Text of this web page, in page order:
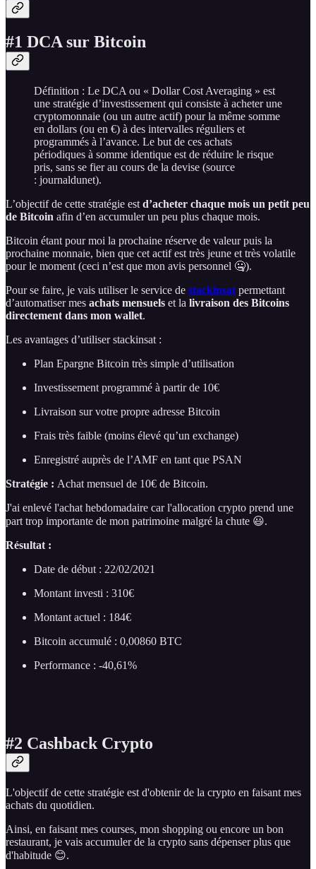
#1 DCA sur Bitcoin
Définition : Le DCA ou « Dollar Cost Averaging » est
une stratégie d’investissement qui consiste à acheter une
cryptomonnaie (ou un autre actif) pour la même somme
en dollars (ou en €) à des intervalles réguliers et
programmés à l’avance. Le but de ces achats
périodiques à somme identique est de réduire le risque
pris, sans se fier au cours de la devise (source
: journaldunet).
L’objectif de cette stratégie est d’acheter chaque mois un petit peu
de Bitcoin afin d’en accumuler un peu plus chaque mois.
Bitcoin étant pour moi la prochaine réserve de valeur puis la
prochaine monnaie, bien que cet actif est très jeune et très volatile
pour le moment (ceci n’est que mon avis personnel 🤐).
Pour se faire, je vais utiliser le service de stackinsat permettant
d’automatiser mes achats mensuels et la livraison des Bitcoins
directement dans mon wallet.
Les avantages d’utiliser stackinsat :
Plan Epargne Bitcoin très simple d’utilisation
Investissement programmé à partir de 10€
Livraison sur votre propre adresse Bitcoin
Frais très faible (moins élevé qu’un exchange)
Enregistré auprès de l’AMF en tant que PSAN
Stratégie : Achat mensuel de 10€ de Bitcoin.
J'ai enlevé l'achat hebdomadaire car l'allocation crypto prend une
part trop importante de mon patrimoine malgré la chute 😃.
Résultat :
Date de début : 22/02/2021
Montant investi : 310€
Montant actuel : 184€
Bitcoin accumulé : 0,00860 BTC
Performance : -40,61%
#2 Cashback Crypto
L'objectif de cette stratégie est d'obtenir de la crypto en faisant mes
achats du quotidien.
Ainsi, en faisant mes courses, mon shopping ou encore un bon
restaurant, je vais accumuler de la crypto sans dépenser plus que
d'habitude 😊.